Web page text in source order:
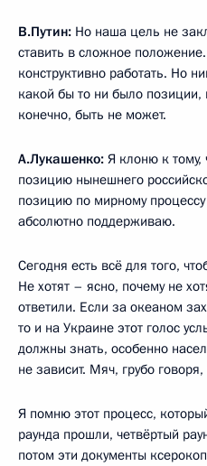
В.Путин: Но наша цель не
ставить в сложное
конструктивно работать. Но
какой бы то ни было позиции,
конечно, быть не может.
А.Лукашенко: Я клоню к
позицию нынешнего
позицию по мирному
абсолютно поддерживаю.
Сегодня есть всё для того,
Не хотят – ясно, почему не
ответили. Если за океаном
то и на Украине этот голос
должны знать, особенно
не зависит. Мяч, грубо
Я помню этот процесс,
раунда прошли, четвёртый
потом эти документы